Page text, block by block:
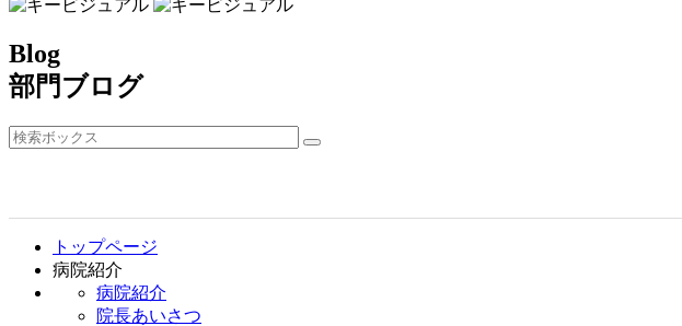
Blog
部門ブログ
トップページ
病院紹介
病院紹介
院長あいさつ